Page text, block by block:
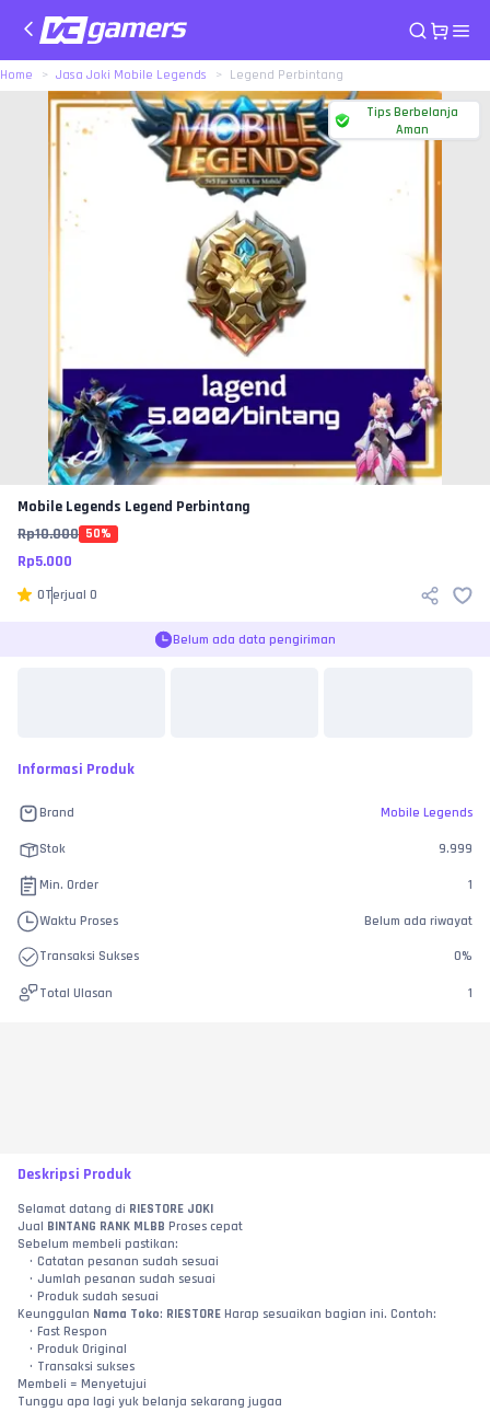
Home Jasa Joki Mobile Legends Legend Perbintang
Tips Berbelanja
Aman
Mobile Legends Legend Perbintang
Rp10.000 50%
Rp5.000
0Terjual 0
Belum ada data pengiriman
Informasi Produk
Brand Mobile Legends
Stok 9.999
Min. Order 1
Waktu Proses Belum ada riwayat
Transaksi Sukses 0%
Total Ulasan 1
Deskripsi Produk
Selamat datang di RIESTORE JOKI
Jual BINTANG RANK MLBB Proses cepat
Sebelum membeli pastikan:
Catatan pesanan sudah sesuai
Jumlah pesanan sudah sesuai
Produk sudah sesuai
Keunggulan Nama Toko: RIESTORE Harap sesuaikan bagian ini. Contoh:
Fast Respon
Produk Original
Transaksi sukses
Membeli = Menyetujui
Tunggu apa lagi yuk belanja sekarang jugaa